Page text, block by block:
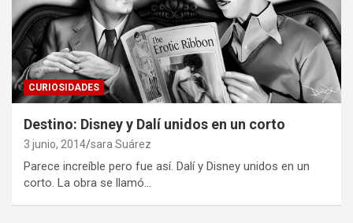
CURIOSIDADES
Destino: Disney y Dalí unidos en un corto
3 junio, 2014 sara Suárez
Parece increíble pero fue así. Dalí y Disney unidos en un
corto. La obra se llamó…